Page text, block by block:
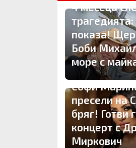
4 месеца
трагедията:
показа!
Боби
море с
Софи
пресели на
бряг! Готви
концерт с
Миркович